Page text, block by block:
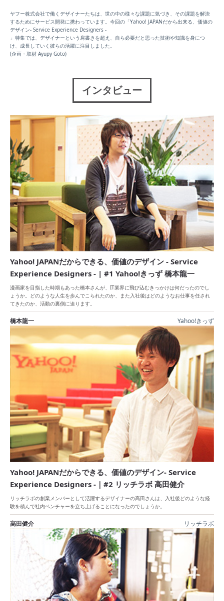
ヤフー株式会社で働くデザイナーたちは、世の中の様々な課題に気づき、その課題を解決
するためにサービス開発に携わっています。今回の「Yahoo! JAPANだから出来る、価値の
デザイン- Service Experience Designers -
」特集では、デザイナーという肩書きを超え、自ら必要だと思った技術や知識を身につ
け、成長していく彼らの活躍に注目しました。
(企画・取材 Ayupy Goto)
インタビュー
Yahoo! JAPANだからできる、価値のデザイン - Service
Experience Designers - | #1 Yahoo!きっず 橋本龍一
漫画家を目指した時期もあった橋本さんが、IT業界に飛び込むきっかけは何だったのでし
ょうか。どのような人生を歩んでこられたのか、また入社後はどのようなお仕事を任され
てきたのか、活動の裏側に迫ります。
橋本龍一 Yahoo!きっず
Yahoo! JAPANだからできる、価値のデザイン- Service
Experience Designers -｜#2 リッチラボ 高田健介
リッチラボの創業メンバーとして活躍するデザイナーの高田さんは、入社後どのような経
験を積んで社内ベンチャーを立ち上げることになったのでしょうか。
高田健介 リッチラボ